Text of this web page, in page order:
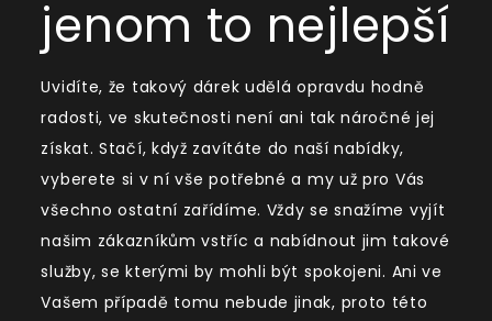
jenom to nejlepší
Uvidíte, že takový dárek udělá opravdu hodně
radosti, ve skutečnosti není ani tak náročné jej
získat. Stačí, když zavítáte do naší nabídky,
vyberete si v ní vše potřebné a my už pro Vás
všechno ostatní zařídíme. Vždy se snažíme vyjít
našim zákazníkům vstříc a nabídnout jim takové
služby, se kterými by mohli být spokojeni. Ani ve
Vašem případě tomu nebude jinak, proto této